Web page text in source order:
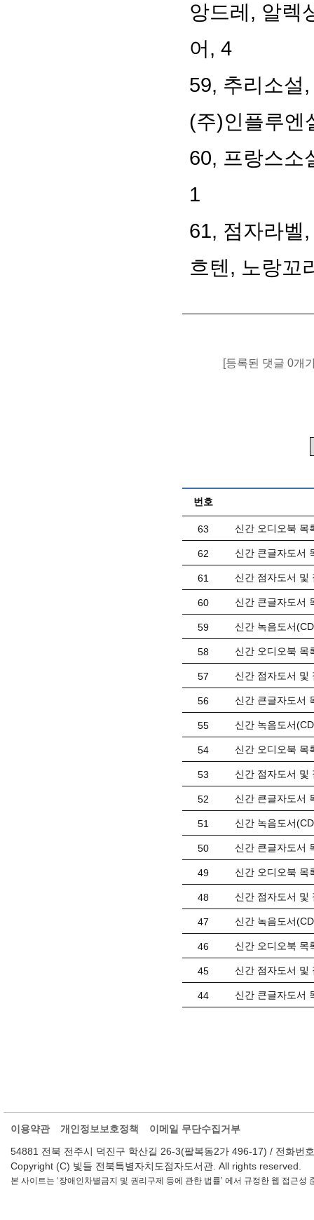
앙드레, 알렉
어, 4
59, 추리소설
(주)인플루엔
60, 프랑스소
1
61, 점자라벨
흐텐, 노랑꼬
[등록된 댓글 0개
번호
63 신간 오디오북 목
62 신간 큰글자도서
61 신간 점자도서 및
60 신간 큰글자도서
59 신간 녹음도서
58 신간 오디오북 목
57 신간 점자도서 및
56 신간 큰글자도서
55 신간 녹음도서
54 신간 오디오북 목
53 신간 점자도서 및
52 신간 큰글자도서
51 신간 녹음도서
50 신간 큰글자도서
49 신간 오디오북 목
48 신간 점자도서 및
47 신간 녹음도서
46 신간 오디오북 목
45 신간 점자도서 및
44 신간 큰글자도서
이용약관 개인정보보호정책
이메일 무단수집거부
54881 전북 전주시 덕진구 학산길 26-3(팔복동2가 496-17) / 전화
Copyright (C) 빛들 전북특별자치도점자도서관. All rights reserved.
본 사이트는 ‘장애인차별금지 및 권리구제 등에 관한 법률’ 에서 규정한 웹 접근